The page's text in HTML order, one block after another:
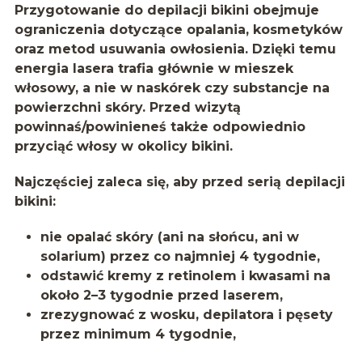
Przygotowanie do depilacji bikini obejmuje
ograniczenia dotyczące opalania, kosmetyków
oraz metod usuwania owłosienia. Dzięki temu
energia lasera trafia głównie w mieszek
włosowy, a nie w naskórek czy substancje na
powierzchni skóry. Przed wizytą
powinnaś/powinieneś także odpowiednio
przyciąć włosy w okolicy bikini.
Najczęściej zaleca się, aby przed serią depilacji
bikini:
nie opalać skóry (ani na słońcu, ani w
solarium) przez co najmniej 4 tygodnie,
odstawić kremy z retinolem i kwasami na
około 2–3 tygodnie przed laserem,
zrezygnować z wosku, depilatora i pęsety
przez minimum 4 tygodnie,